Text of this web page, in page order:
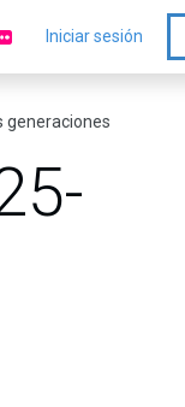
Iniciar sesión
generaciones